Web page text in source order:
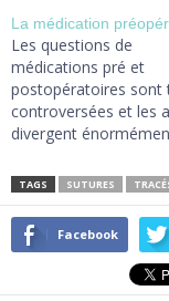
patient peut ou doit
après une intervention
chirurgicale? Tout
doit continuer à
médicaments qui lui
prescrits en…
La médication
Les questions de
médications pré et
postopératoires sont
controversées et les
divergent
avis personnel,
mon exercice était un
exercice exclusif de
stomatologie et
buccale, et que je
pas de clientèle
TAGS SUTURES
Facebook